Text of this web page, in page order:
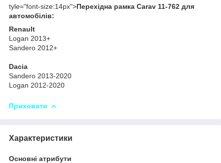
tyle="font-size:14px">Перехідна рамка Carav 11-762 для
автомобілів:
Renault
Logan 2013+
Sandero 2012+
Dacia
Sandero 2013-2020
Logan 2012-2020
Приховати
Характеристики
Основні атрибути